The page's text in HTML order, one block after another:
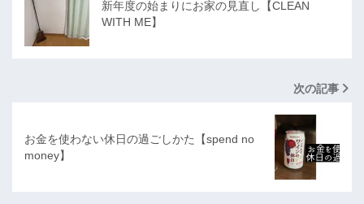
新年度の始まりにお家の見直し【CLEAN
WITH ME】
次の記事
お金を使わない休日の過ごしかた【spend no
money】